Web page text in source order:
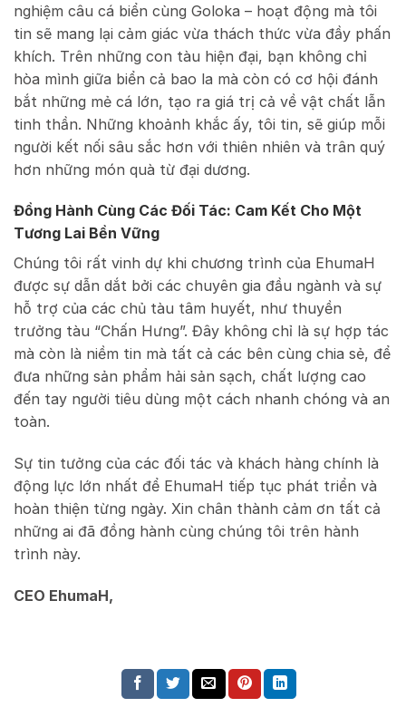
nghiệm câu cá biển cùng Goloka – hoạt động mà tôi
tin sẽ mang lại cảm giác vừa thách thức vừa đầy phấn
khích. Trên những con tàu hiện đại, bạn không chỉ
hòa mình giữa biển cả bao la mà còn có cơ hội đánh
bắt những mẻ cá lớn, tạo ra giá trị cả về vật chất lẫn
tinh thần. Những khoảnh khắc ấy, tôi tin, sẽ giúp mỗi
người kết nối sâu sắc hơn với thiên nhiên và trân quý
hơn những món quà từ đại dương.
Đồng Hành Cùng Các Đối Tác: Cam Kết Cho Một
Tương Lai Bền Vững
Chúng tôi rất vinh dự khi chương trình của EhumaH
được sự dẫn dắt bởi các chuyên gia đầu ngành và sự
hỗ trợ của các chủ tàu tâm huyết, như thuyền
trưởng tàu “Chấn Hưng”. Đây không chỉ là sự hợp tác
mà còn là niềm tin mà tất cả các bên cùng chia sẻ, để
đưa những sản phẩm hải sản sạch, chất lượng cao
đến tay người tiêu dùng một cách nhanh chóng và an
toàn.
Sự tin tưởng của các đối tác và khách hàng chính là
động lực lớn nhất để EhumaH tiếp tục phát triển và
hoàn thiện từng ngày. Xin chân thành cảm ơn tất cả
những ai đã đồng hành cùng chúng tôi trên hành
trình này.
CEO EhumaH,